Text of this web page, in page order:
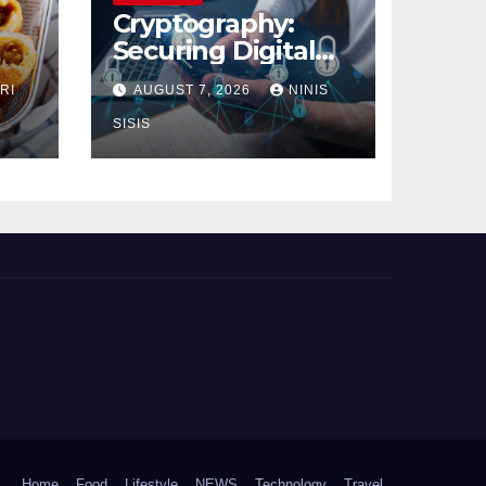
Cryptography:
Securing Digital
Communication
AUGUST 7, 2026 NINIS
SISIS